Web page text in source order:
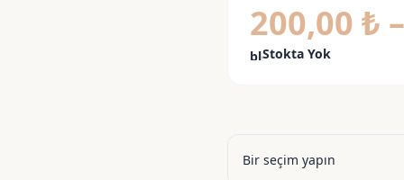
200,00 ₺ –
block
Stokta Yok